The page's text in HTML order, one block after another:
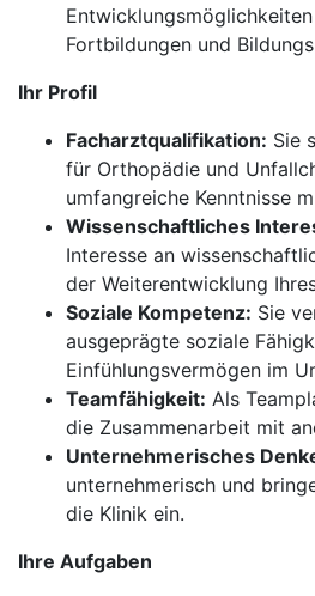
Fortbildungen und
Ihr Profil
Facharztqualifikation: Sie
für Orthopädie und
umfangreiche Kenntnisse
Wissenschaftliches
Interesse an
der Weiterentwicklung
Soziale Kompetenz: Sie
ausgeprägte soziale
Einfühlungsvermögen im
Teamfähigkeit: Als
die Zusammenarbeit mit
Unternehmerisches
unternehmerisch und
die Klinik ein.
Ihre Aufgaben